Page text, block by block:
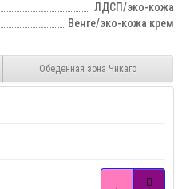
ЛДСП/эко-кожа
Венге/эко-кожа крем
Обеденная зона Чикаго